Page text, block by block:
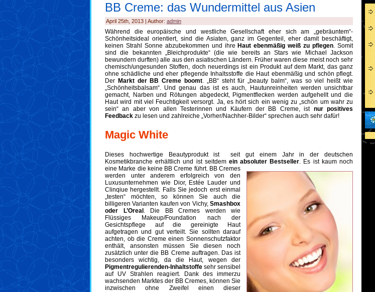
BB Creme: das Wundermittel aus Asien
April 25th, 2013 | Author: admin
Während die europäische und westliche Gesellschaft eher sich am „gebräuntem“-
Schönheitsideal orientiert, sind die Asiaten, ganz im Gegenteil, eher damit beschäftigt,
keinen Strahl Sonne abzubekommen und ihre Haut ebenmäßig weiß zu pflegen. Somit
sind die bekannten „Bleichprodukte“ (die wie bereits an Stars wie Michael Jackson
bewundern durften) alle aus den asiatischen Ländern. Früher waren diese meist noch sehr
chemisch/ungesunden Stoffen, doch neuerdings ist ein Produkt auf dem Markt, das ganz
ohne schädliche und eher pflegende Inhaltsstoffe die Haut ebenmäßig und schön pflegt.
Der Markt der BB Creme boomt. „BB“ steht für „beauty balm“, was so viel heißt wie
„Schönheitsbalsam“. Und genau das ist es auch, Hautunreinheiten werden unsichtbar
gemacht, Narben und Rötungen abgedeckt, Pigmentflecken werden aufgehellt und die
Haut wird mit viel Feuchtigkeit versorgt. Ja, es hört sich ein wenig zu „schön um wahr zu
sein“ an aber von allen Testerinnen und Käufern der BB Creme, ist nur positives
Feedback zu lesen und zahlreiche „Vorher/Nachher-Bilder“ sprechen auch sehr dafür!
Magic White
Dieses hochwertige Beautyprodukt ist seit gut einem Jahr in der deutschen
Kosmetikbranche erhältlich und ist seitdem ein absoluter Bestseller . Es ist kaum noch
eine Marke die keine BB Creme führt. BB Cremes
werden unter anderem erfolgreich von den
Luxusunternehmen wie Dior, Estée Lauder und
Clinqiue hergestellt. Falls Sie jedoch erst einmal
„testen“ möchten, so können Sie auch die
billigeren Varianten kaufen von Vichy, Smashbox
oder L’Oreal. Die BB Cremes werden wie
Flüssiges Makeup/Foundation nach der
Gesichtspflege auf die gereinigte Haut
aufgetragen und gut verteilt. Sie sollten darauf
achten, ob die Creme einen Sonnenschutzfaktor
enthält, ansonsten müssen Sie diesen noch
zusätzlich unter die BB Creme auftragen. Das ist
besonders wichtig, da die Haut, wegen der
Pigmentregulierenden-Inhaltstoffe sehr sensibel
auf UV Strahlen reagiert. Dank des immerzu
wachsenden Marktes der BB Cremes, können Sie
inzwischen ohne Zweifel einen dieser